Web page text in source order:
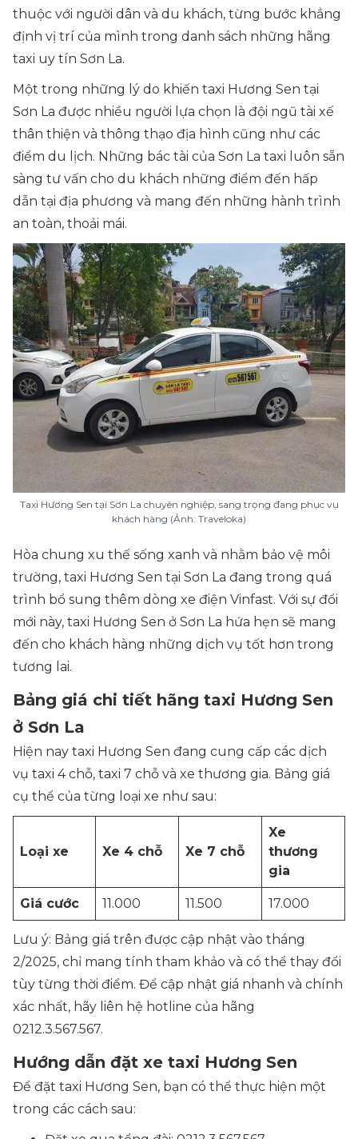
thuộc với người dân và du khách, từng bước khẳng
định vị trí của mình trong danh sách những hãng
taxi uy tín Sơn La.
Một trong những lý do khiến taxi Hương Sen tại
Sơn La được nhiều người lựa chọn là đội ngũ tài xế
thân thiện và thông thạo địa hình cũng như các
điểm du lịch. Những bác tài của Sơn La taxi luôn sẵn
sàng tư vấn cho du khách những điểm đến hấp
dẫn tại địa phương và mang đến những hành trình
an toàn, thoải mái.
Taxi Hương Sen tại Sơn La chuyên nghiệp, sang trọng đang phục vụ
khách hàng (Ảnh: Traveloka)
Hòa chung xu thế sống xanh và nhằm bảo vệ môi
trường, taxi Hương Sen tại Sơn La đang trong quá
trình bổ sung thêm dòng xe điện Vinfast. Với sự đổi
mới này, taxi Hương Sen ở Sơn La hứa hẹn sẽ mang
đến cho khách hàng những dịch vụ tốt hơn trong
tương lai.
Bảng giá chi tiết hãng taxi Hương Sen
ở Sơn La
Hiện nay taxi Hương Sen đang cung cấp các dịch
vụ taxi 4 chỗ, taxi 7 chỗ và xe thương gia. Bảng giá
cụ thể của từng loại xe như sau:
Loại xe Xe 4 chỗ Xe 7 chỗ
Xe
thương
gia
Giá cước 11.000 11.500 17.000
Lưu ý: Bảng giá trên được cập nhật vào tháng
2/2025, chỉ mang tính tham khảo và có thể thay đổi
tùy từng thời điểm. Để cập nhật giá nhanh và chính
xác nhất, hãy liên hệ hotline của hãng
0212.3.567.567.
Hướng dẫn đặt xe taxi Hương Sen
Để đặt taxi Hương Sen, bạn có thể thực hiện một
trong các cách sau: